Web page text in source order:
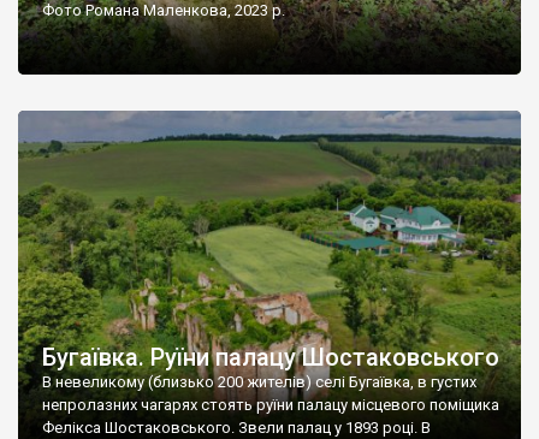
Фото Романа Маленкова, 2023 р.
Бугаївка. Руїни палацу Шостаковського
В невеликому (близько 200 жителів) селі Бугаївка, в густих
непролазних чагарях стоять руїни палацу місцевого поміщика
Фелікса Шостаковського. Звели палац у 1893 році. В